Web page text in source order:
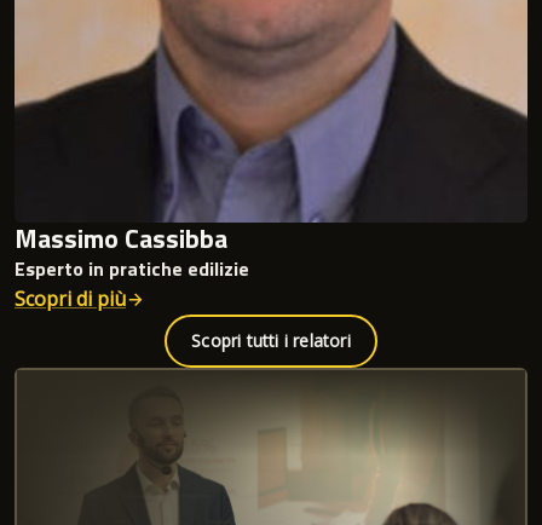
Massimo Cassibba
Esperto in pratiche edilizie
Scopri di più
Scopri tutti i relatori